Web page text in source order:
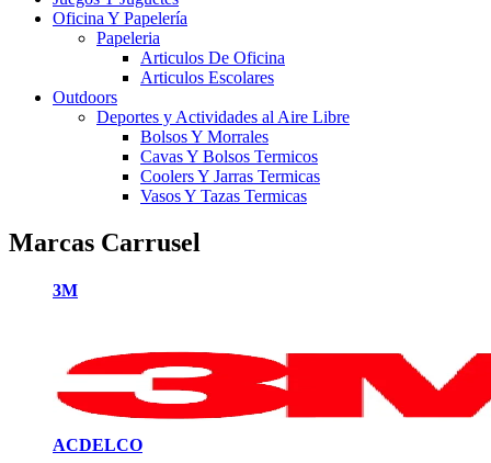
Oficina Y Papelería
Papeleria
Articulos De Oficina
Articulos Escolares
Outdoors
Deportes y Actividades al Aire Libre
Bolsos Y Morrales
Cavas Y Bolsos Termicos
Coolers Y Jarras Termicas
Vasos Y Tazas Termicas
Marcas Carrusel
3M
ACDELCO